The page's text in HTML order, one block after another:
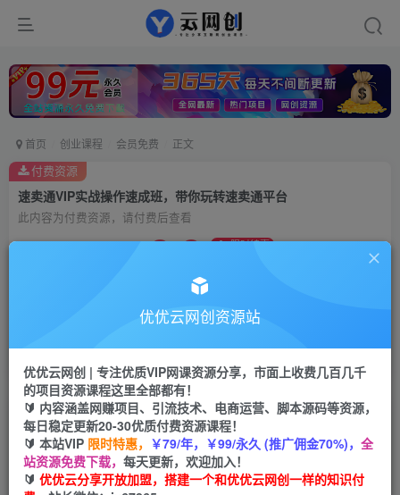
首页 创业课程 会员免费 正文
速卖通VIP实战操作速成班，带你玩转速卖通平台
此内容为付费资源，请付费后查看
9.9 限时特惠
立即购买
付费资源
速卖通VIP实战操作速成班，带你玩转速卖通平台
优优云网创
2年前发布
优优云网创资源站
优优云网创 | 专注优质VIP网课资源分享，市面上收费几百几千
的项目资源课程这里全部都有！
🔰 内容涵盖网赚项目、引流技术、电商运营、脚本源码等资源，
每日稳定更新20-30优质付费资源课程！
🔰 本站VIP 限时特惠， ￥79/年，￥99/永久 (推广佣金70%)， 全
站资源免费下载， 每天更新，欢迎加入！
🔰 优优云分享开放加盟，搭建一个和优优云网创一样的知识付